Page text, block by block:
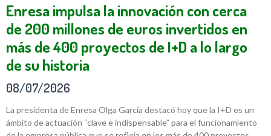
Enresa impulsa la innovación con cerca
de 200 millones de euros invertidos en
más de 400 proyectos de I+D a lo largo
de su historia
08/07/2026
La presidenta de Enresa Olga García destacó hoy que la I+D es un
ámbito de actuación “clave e indispensable” para el funcionamiento